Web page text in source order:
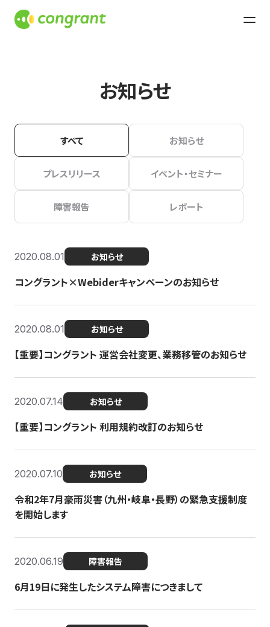
お知らせ
すべて お知らせ
プレスリリース イベント・セミナー
障害報告 レポート
2020.08.01 お知らせ
コングラント×Webiderキャンペーンのお知らせ
2020.08.01 お知らせ
【重要】コングラント 運営会社変更、業務移管のお知らせ
2020.07.14 お知らせ
【重要】コングラント 利用規約改訂のお知らせ
2020.07.10 お知らせ
令和2年7月豪雨災害（九州・岐阜・長野）の緊急支援制度
を開始します
2020.06.19 障害報告
6月19日に発生したシステム障害につきまして